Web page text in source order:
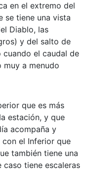
en el extremo del
se tiene una vista
Diablo, las
y del salto de
el caudal de
muy a menudo
que es más
estación, y que
acompaña y
con el Inferior que
también tiene una
caso tiene escaleras